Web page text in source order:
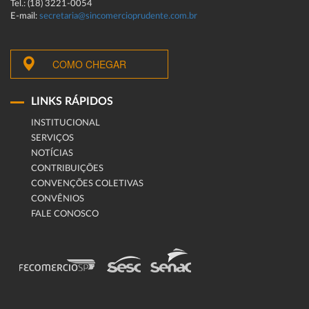
Tel.: (18) 3221-0054
E-mail: secretaria@sincomercioprudente.com.br
COMO CHEGAR
LINKS RÁPIDOS
INSTITUCIONAL
SERVIÇOS
NOTÍCIAS
CONTRIBUIÇÕES
CONVENÇÕES COLETIVAS
CONVÊNIOS
FALE CONOSCO